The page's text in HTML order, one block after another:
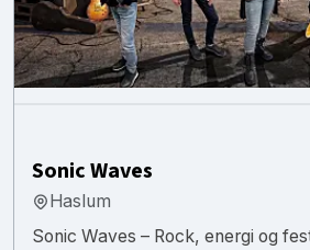
Sonic Waves
Haslum
Sonic Waves – Rock, energi og